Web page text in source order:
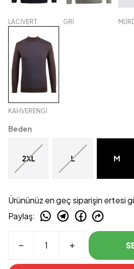
LACİVERT GRİ
KAHVERENGİ
Beden
2XL L M
Ürününüz en geç siparişin ertesi
Paylaş: